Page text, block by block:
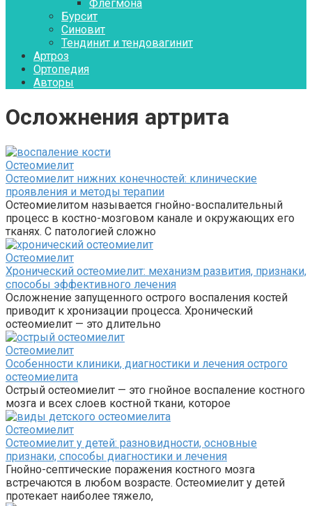
Флегмона
Бурсит
Синовит
Тендинит и тендовагинит
Артроз
Ортопедия
Авторы
Осложнения артрита
Остеомиелит
Остеомиелит нижних конечностей: клинические
проявления и методы терапии
Остеомиелитом называется гнойно-воспалительный
процесс в костно-мозговом канале и окружающих его
тканях. С патологией сложно
Остеомиелит
Хронический остеомиелит: механизм развития, признаки,
способы эффективного лечения
Осложнение запущенного острого воспаления костей
приводит к хронизации процесса. Хронический
остеомиелит — это длительно
Остеомиелит
Особенности клиники, диагностики и лечения острого
остеомиелита
Острый остеомиелит — это гнойное воспаление костного
мозга и всех слоев костной ткани, которое
Остеомиелит
Остеомиелит у детей: разновидности, основные
признаки, способы диагностики и лечения
Гнойно-септические поражения костного мозга
встречаются в любом возрасте. Остеомиелит у детей
протекает наиболее тяжело,